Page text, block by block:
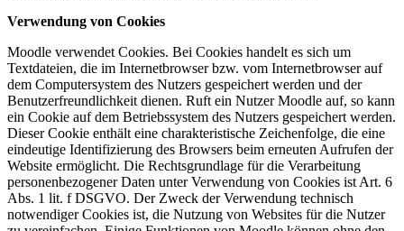
Verwendung von Cookies
Moodle verwendet Cookies. Bei Cookies handelt es sich um
Textdateien, die im Internetbrowser bzw. vom Internetbrowser auf
dem Computersystem des Nutzers gespeichert werden und der
Benutzerfreundlichkeit dienen. Ruft ein Nutzer Moodle auf, so kann
ein Cookie auf dem Betriebssystem des Nutzers gespeichert werden.
Dieser Cookie enthält eine charakteristische Zeichenfolge, die eine
eindeutige Identifizierung des Browsers beim erneuten Aufrufen der
Website ermöglicht. Die Rechtsgrundlage für die Verarbeitung
personenbezogener Daten unter Verwendung von Cookies ist Art. 6
Abs. 1 lit. f DSGVO. Der Zweck der Verwendung technisch
notwendiger Cookies ist, die Nutzung von Websites für die Nutzer